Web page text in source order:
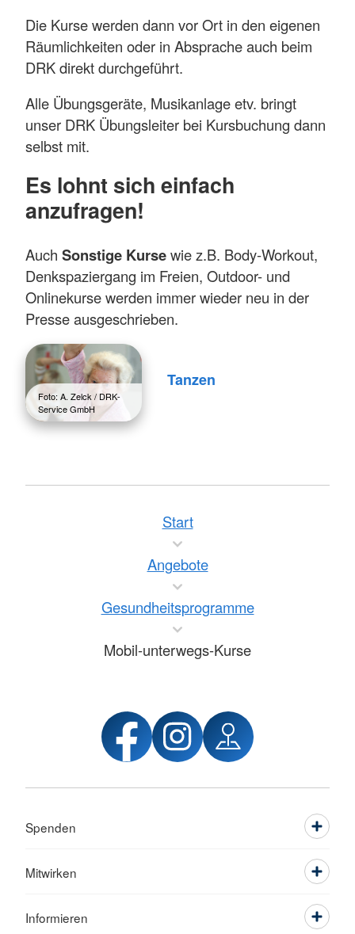
Die Kurse werden dann vor Ort in den eigenen
Räumlichkeiten oder in Absprache auch beim
DRK direkt durchgeführt.
Alle Übungsgeräte, Musikanlage etv. bringt
unser DRK Übungsleiter bei Kursbuchung dann
selbst mit.
Es lohnt sich einfach
anzufragen!
Auch Sonstige Kursewie z.B. Body-Workout,
Denkspaziergang im Freien, Outdoor- und
Onlinekurse werden immer wieder neu in der
Presse ausgeschrieben.
Foto: A. Zelck / DRK-
Service GmbH
Tanzen
Start
Angebote
Gesundheitsprogramme
Mobil-unterwegs-Kurse
Spenden
Mitwirken
Informieren